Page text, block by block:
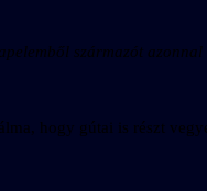
származót azonnal
hogy gútai is részt